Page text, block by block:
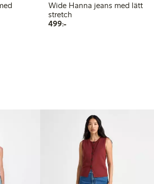
Wide Hanna jeans med lätt
stretch
499:-499,00 kr